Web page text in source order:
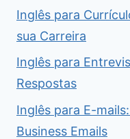
Inglês para
sua Carreira
Inglês para
Respostas
Inglês para E-
Business Emails